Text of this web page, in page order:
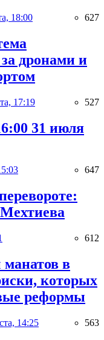
18:00 627
дронами и
17:19 527
31 июля
647
612
в
которых
реформы
14:25 563